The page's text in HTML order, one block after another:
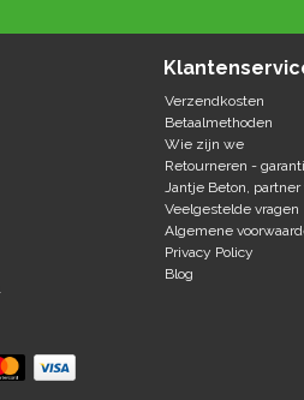
Verzendkosten
Betaalmethoden
Wie zijn we
Retourneren -
Jantje Beton,
Veelgestelde vragen
Algemene
Privacy Policy
Blog